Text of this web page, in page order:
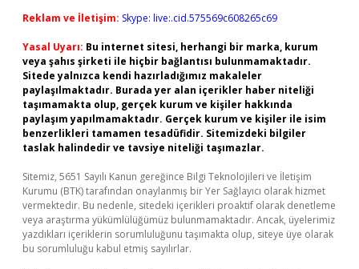
Reklam ve İletişim: Skype: live:.cid.575569c608265c69
Yasal Uyarı: Bu internet sitesi, herhangi bir marka, kurum
veya şahıs şirketi ile hiçbir bağlantısı bulunmamaktadır.
Sitede yalnızca kendi hazırladığımız makaleler
paylaşılmaktadır. Burada yer alan içerikler haber niteliği
taşımamakta olup, gerçek kurum ve kişiler hakkında
paylaşım yapılmamaktadır. Gerçek kurum ve kişiler ile isim
benzerlikleri tamamen tesadüfidir. Sitemizdeki bilgiler
taslak halindedir ve tavsiye niteliği taşımazlar.
Sitemiz, 5651 Sayılı Kanun gereğince Bilgi Teknolojileri ve İletişim
Kurumu (BTK) tarafından onaylanmış bir Yer Sağlayıcı olarak hizmet
vermektedir. Bu nedenle, sitedeki içerikleri proaktif olarak denetleme
veya araştırma yükümlülüğümüz bulunmamaktadır. Ancak, üyelerimiz
yazdıkları içeriklerin sorumluluğunu taşımakta olup, siteye üye olarak
bu sorumluluğu kabul etmiş sayılırlar.